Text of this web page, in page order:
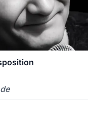
a disposition